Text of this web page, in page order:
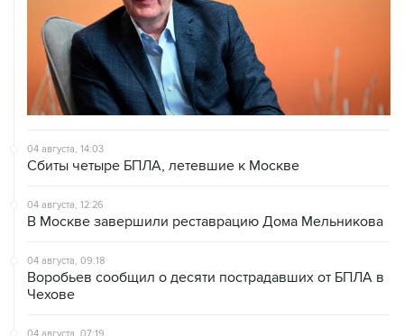
04 августа, 14:03
Сбиты четыре БПЛА, летевшие к Москве
04 августа, 12:26
В Москве завершили реставрацию Дома Мельникова
04 августа, 09:18
Воробьев сообщил о десяти пострадавших от БПЛА в
Чехове